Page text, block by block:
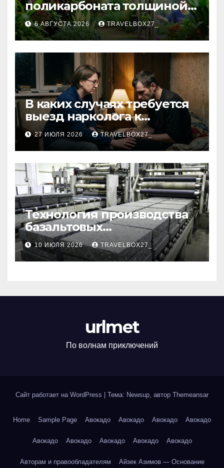
поликарбоната толщиной 4
и 6 мм
6 АВГУСТА 2026 TRAVELBOX27_
В каких случаях требуется
выезд нарколога к
пациенту
27 ИЮЛЯ 2026 TRAVELBOX27_
Технология производства
базальтовых
теплоизоляционных плит
по ГОСТ
10 ИЮЛЯ 2026 TRAVELBOX27_
urlmet
По волнам приключений
Сайт работает на WordPress Тема: Newsup, автор Themeansar
Home Sample Page Авокадо Авокадо Авокадо Авокадо
Авокадо Авокадо Авокадо Авокадо Авокадо
Авторам и правообладателям Айзек Азимов — Основание